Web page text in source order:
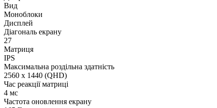
Вид
Моноблоки
Дисплей
Діагональ екрану
27
Матриця
IPS
Максимальна роздільна здатність
2560 x 1440 (QHD)
Час реакції матриці
4 мс
Частота оновлення екрану